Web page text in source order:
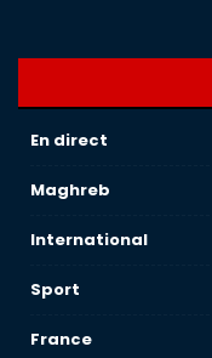
En direct
Maghreb
International
Sport
France